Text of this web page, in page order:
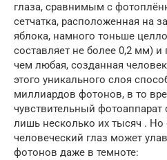
глаза, сравнимым с
сетчатка, расположенная на
яблока, намного тоньше
составляет не более 0,2 мм) и
чем любая, созданная
этого уникального слоя
миллиардов фотонов, в то
чувствительный фотоаппарат
лишь несколько их тысяч . Но
человеческий глаз может
фотонов даже в темноте: